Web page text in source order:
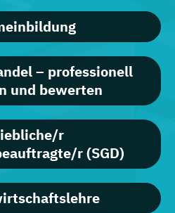
– professionell
und bewerten
r
r (SGD)